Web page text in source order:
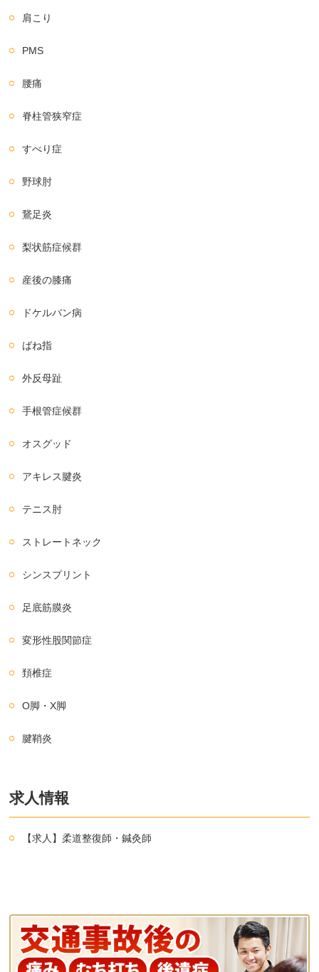
肩こり
PMS
腰痛
脊柱管狭窄症
すべり症
野球肘
鵞足炎
梨状筋症候群
産後の膝痛
ドケルバン病
ばね指
外反母趾
手根管症候群
オスグッド
アキレス腱炎
テニス肘
ストレートネック
シンスプリント
足底筋膜炎
変形性股関節症
頚椎症
O脚・X脚
腱鞘炎
求人情報
【求人】柔道整復師・鍼灸師